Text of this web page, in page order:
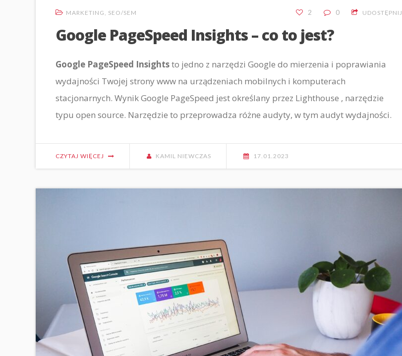
MARKETING , SEO/SEM 2 0 UDOSTĘPNIJ
Google PageSpeed Insights – co to jest?
Google PageSpeed ​​Insightsto jedno z narzędzi Google do mierzenia i poprawiania
wydajności Twojej strony www na urządzeniach mobilnych i komputerach
stacjonarnych. Wynik Google PageSpeed ​​jest określany przez Lighthouse , narzędzie
typu open source. Narzędzie to przeprowadza różne audyty, w tym audyt wydajności.
CZYTAJ WIĘCEJ KAMIL NIEWCZAS 17.01.2023